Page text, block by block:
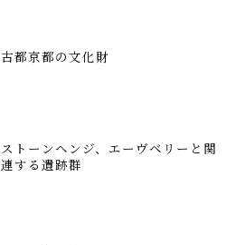
古都京都の文化財
ストーンヘンジ、エーヴベリーと関
連する遺跡群